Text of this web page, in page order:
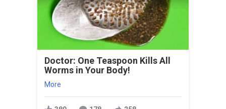
Doctor: One Teaspoon Kills All
Worms in Your Body!
More